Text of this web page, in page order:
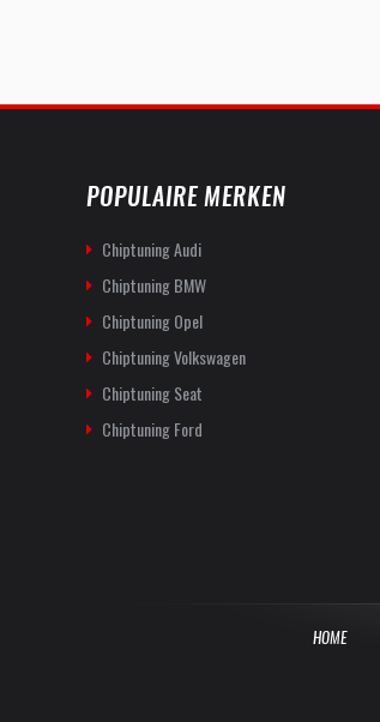
POPULAIRE MERKEN
Chiptuning Audi
Chiptuning BMW
Chiptuning Opel
Chiptuning Volkswagen
Chiptuning Seat
Chiptuning Ford
HOME